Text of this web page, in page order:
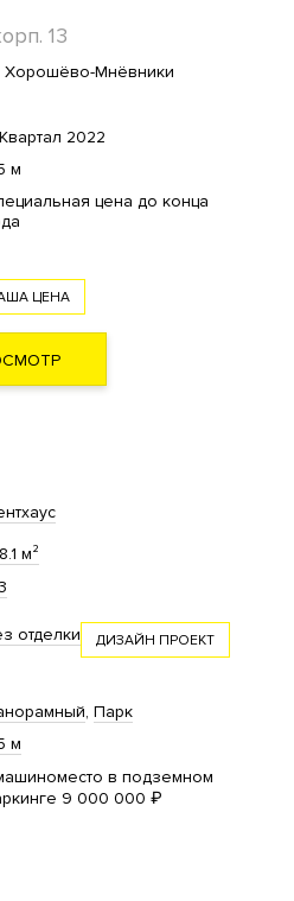
13
Хорошёво-Мнёвники
2022
м
цена до конца
ЦЕНА
м²
отделки ДИЗАЙН ПРОЕКТ
Парк
м
в подземном
9 000 000 ₽